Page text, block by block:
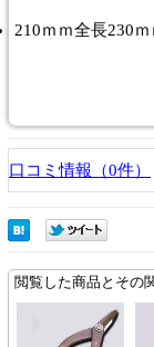
210ｍｍ全長230
口コミ情報（0件）